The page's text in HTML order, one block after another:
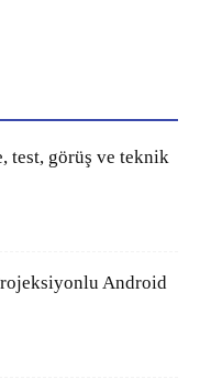
test, görüş ve teknik
Android